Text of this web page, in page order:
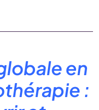
en
: